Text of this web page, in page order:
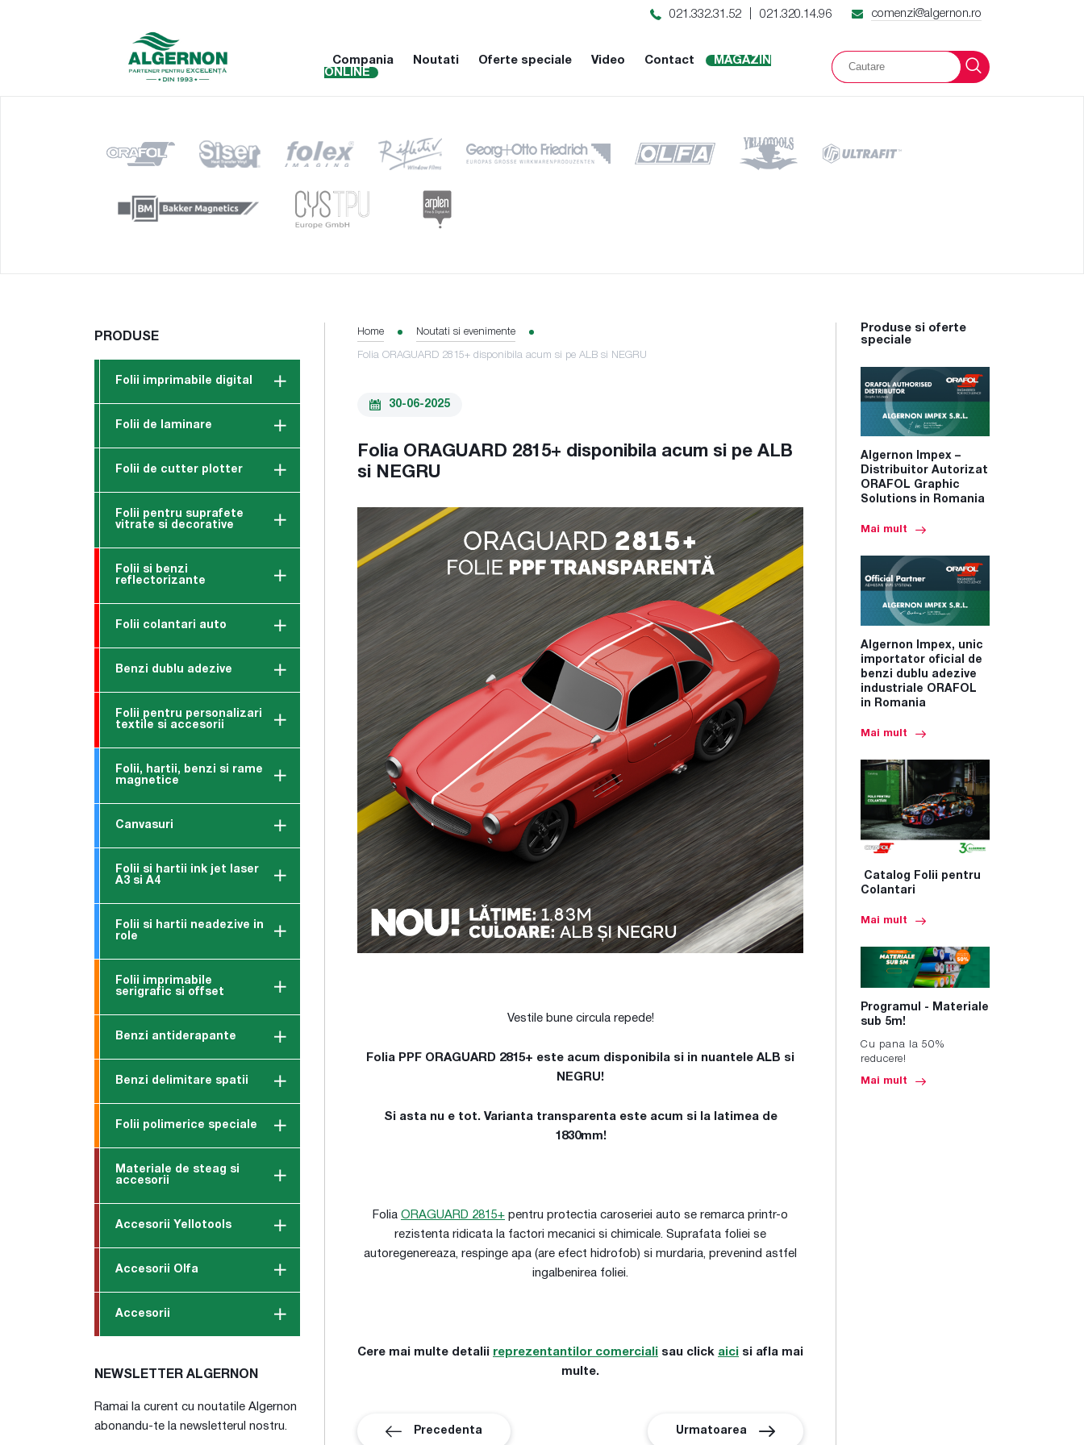
021.332.31.52 021.320.14.96 comenzi@algernon.ro
Compania Noutati Oferte speciale Video Contact
MAGAZIN
ONLINE
PRODUSE
Folii imprimabile digital
Folii de laminare
Folii de cutter plotter
Folii pentru suprafete
vitrate si decorative
Folii si benzi
reflectorizante
Folii colantari auto
Benzi dublu adezive
Folii pentru personalizari
textile si accesorii
Folii, hartii, benzi si rame
magnetice
Canvasuri
Folii si hartii ink jet laser
A3 si A4
Folii si hartii neadezive in
role
Folii imprimabile
serigrafic si offset
Benzi antiderapante
Benzi delimitare spatii
Folii polimerice speciale
Materiale de steag si
accesorii
Accesorii Yellotools
Accesorii Olfa
Accesorii
NEWSLETTER ALGERNON
Ramai la curent cu noutatile Algernon
abonandu-te la newsletterul nostru.
Home Noutati si evenimente
Folia ORAGUARD 2815+ disponibila acum si pe ALB si NEGRU
30-06-2025
Folia ORAGUARD 2815+ disponibila acum si pe ALB
si NEGRU
Vestile bune circula repede!
Folia PPF ORAGUARD 2815+ este acum disponibila si in nuantele ALB si
NEGRU!
Si asta nu e tot. Varianta transparenta este acum si la latimea de
1830mm!
Folia ORAGUARD 2815+ pentru protectia caroseriei auto se remarca printr-o
rezistenta ridicata la factori mecanici si chimicale. Suprafata foliei se
autoregenereaza, respinge apa (are efect hidrofob) si murdaria, prevenind astfel
ingalbenirea foliei.
Cere mai multe detalii reprezentantilor comerciali sau click aici si afla mai
multe.
Precedenta Urmatoarea
Produse si oferte
speciale
Algernon Impex –
Distribuitor Autorizat
ORAFOL Graphic
Solutions in Romania
Mai mult
Algernon Impex, unic
importator oficial de
benzi dublu adezive
industriale ORAFOL
in Romania
Mai mult
Catalog Folii pentru
Colantari
Mai mult
Programul - Materiale
sub 5m!
Cu pana la 50%
reducere!
Mai mult